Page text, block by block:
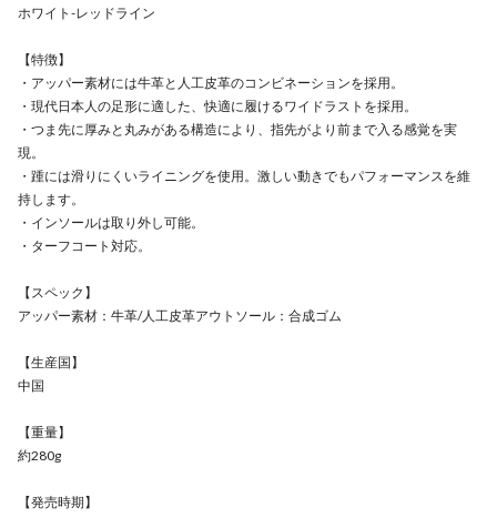
ホワイト-レッドライン
【特徴】
・アッパー素材には牛革と人工皮革のコンビネーションを採用。
・現代日本人の足形に適した、快適に履けるワイドラストを採用。
・つま先に厚みと丸みがある構造により、指先がより前まで入る感覚を実
現。
・踵には滑りにくいライニングを使用。激しい動きでもパフォーマンスを維
持します。
・インソールは取り外し可能。
・ターフコート対応。
【スペック】
アッパー素材：牛革/人工皮革アウトソール：合成ゴム
【生産国】
中国
【重量】
約280g
【発売時期】